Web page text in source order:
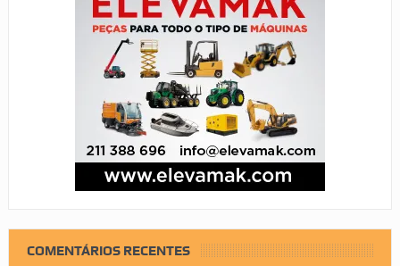
COMENTÁRIOS RECENTES